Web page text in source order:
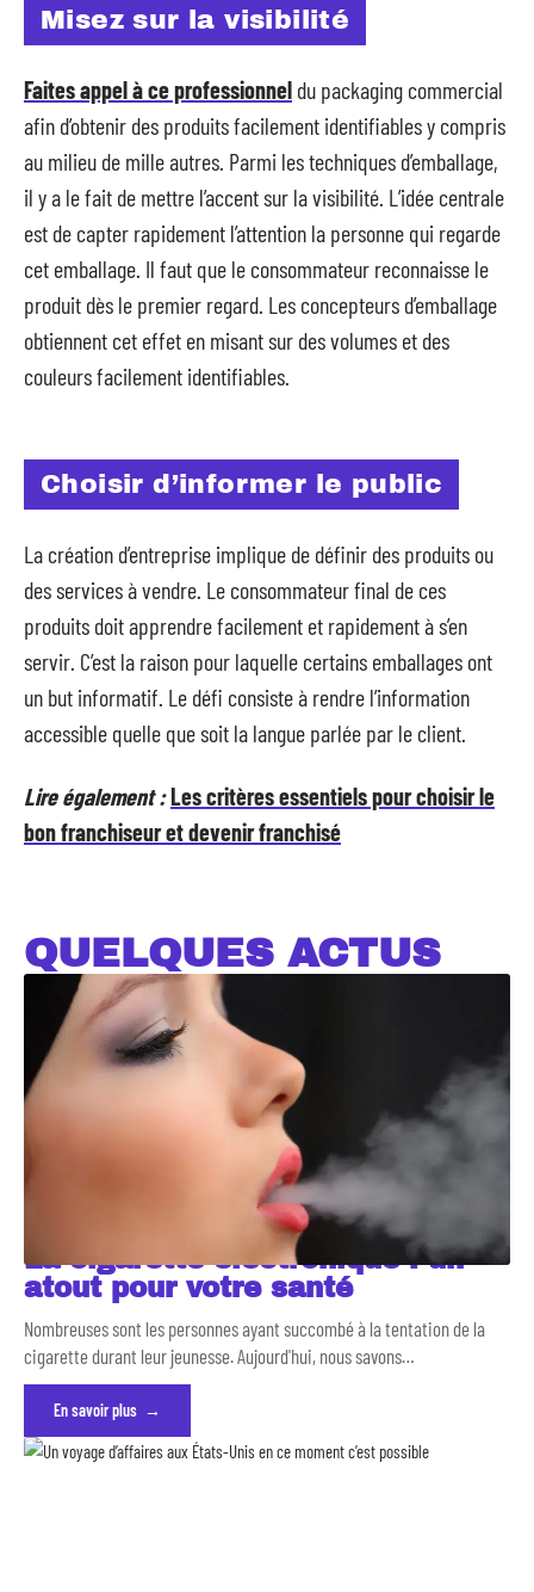
Misez sur la visibilité
Faites appel à ce professionnel du packaging commercial
afin d’obtenir des produits facilement identifiables y compris
au milieu de mille autres. Parmi les techniques d’emballage,
il y a le fait de mettre l’accent sur la visibilité. L’idée centrale
est de capter rapidement l’attention la personne qui regarde
cet emballage. Il faut que le consommateur reconnaisse le
produit dès le premier regard. Les concepteurs d’emballage
obtiennent cet effet en misant sur des volumes et des
couleurs facilement identifiables.
Choisir d’informer le public
La création d’entreprise implique de définir des produits ou
des services à vendre. Le consommateur final de ces
produits doit apprendre facilement et rapidement à s’en
servir. C’est la raison pour laquelle certains emballages ont
un but informatif. Le défi consiste à rendre l’information
accessible quelle que soit la langue parlée par le client.
Lire également :Les critères essentiels pour choisir le
bon franchiseur et devenir franchisé
QUELQUES ACTUS
La cigarette électronique : un
atout pour votre santé
Nombreuses sont les personnes ayant succombé à la tentation de la
cigarette durant leur jeunesse. Aujourd'hui, nous savons…
En savoir plus